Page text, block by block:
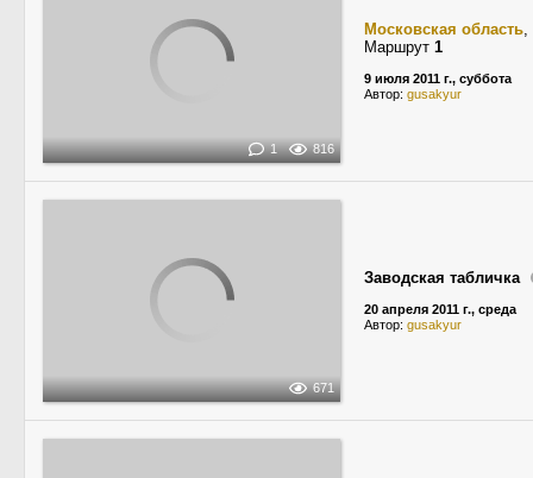
1 816
Московская область,
Маршрут 1
9 июля 2011 г., суббота
Автор: gusakyur
671
Заводская табличка
20 апреля 2011 г., среда
Автор: gusakyur